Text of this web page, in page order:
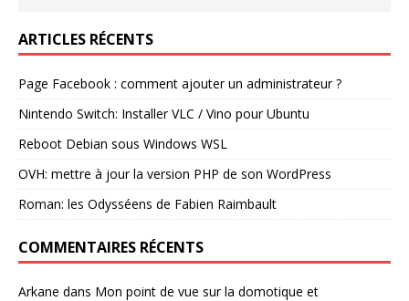
ARTICLES RÉCENTS
Page Facebook : comment ajouter un administrateur ?
Nintendo Switch: Installer VLC / Vino pour Ubuntu
Reboot Debian sous Windows WSL
OVH: mettre à jour la version PHP de son WordPress
Roman: les Odysséens de Fabien Raimbault
COMMENTAIRES RÉCENTS
Arkane dans Mon point de vue sur la domotique et